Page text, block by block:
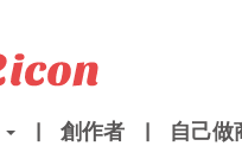
| 創作者 | 自己做